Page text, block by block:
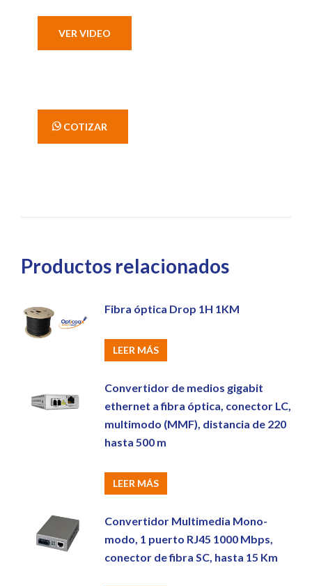
VER VIDEO
' COTIZAR
Productos relacionados
Fibra óptica Drop 1H 1KM
LEER MÁS
Convertidor de medios gigabit
ethernet a fibra óptica, conector LC,
multimodo (MMF), distancia de 220
hasta 500 m
LEER MÁS
Convertidor Multimedia Mono-
modo, 1 puerto RJ45 1000 Mbps,
conector de fibra SC, hasta 15 Km